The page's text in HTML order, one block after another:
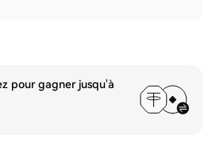
pour gagner jusqu'à